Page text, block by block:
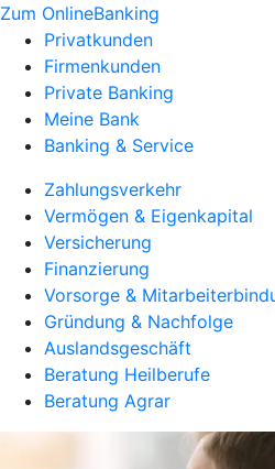
Zum OnlineBanking
Privatkunden
Firmenkunden
Private Banking
Meine Bank
Banking & Service
Zahlungsverkehr
Vermögen & Eigenkapital
Versicherung
Finanzierung
Vorsorge &
Gründung & Nachfolge
Auslandsgeschäft
Beratung Heilberufe
Beratung Agrar